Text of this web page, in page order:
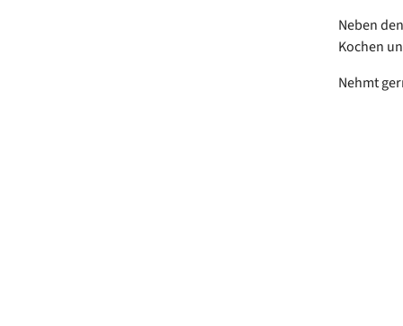
Neben
Kochen
Nehmt